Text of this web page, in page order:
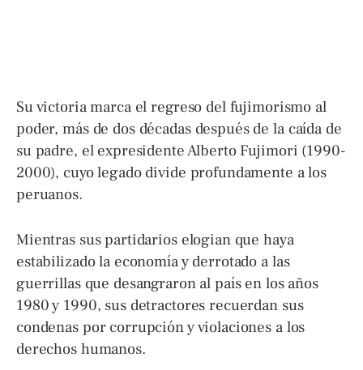
Su victoria marca el regreso del fujimorismo al
poder, más de dos décadas después de la caída de
su padre, el expresidente Alberto Fujimori (1990-
2000), cuyo legado divide profundamente a los
peruanos.
Mientras sus partidarios elogian que haya
estabilizado la economía y derrotado a las
guerrillas que desangraron al país en los años
1980 y 1990, sus detractores recuerdan sus
condenas por corrupción y violaciones a los
derechos humanos.